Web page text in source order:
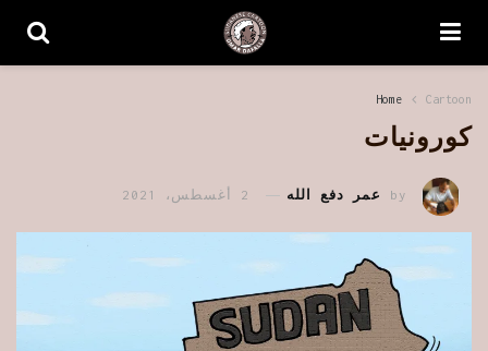
Home Cartoon
كورونيات
by عمر دفع الله 2 أغسطس، 2021